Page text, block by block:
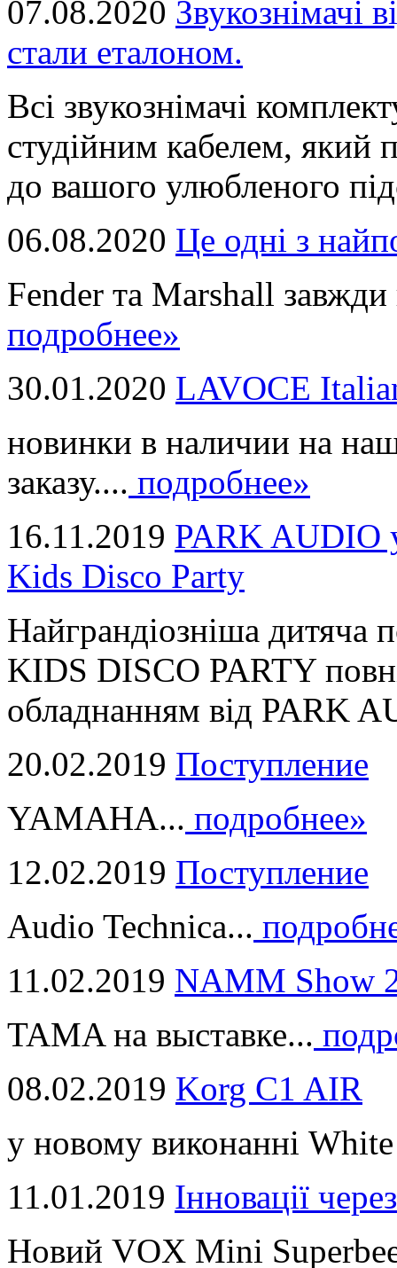
07.08.2020 Звукознімачі
стали еталоном.
Всі звукознімачі
студійним кабелем, який
до вашого улюбленого
06.08.2020 Це однi з
Fender та Marshall завжди
подробнее»
30.01.2020 LAVOCE
новинки в наличии на
заказу.... подробнее»
16.11.2019 PARK AUDIO
Kids Disco Party
Найграндіозніша дитяча
KIDS DISCO PARTY
обладнанням від PARK
20.02.2019 Поступление
YAMAHA... подробнее»
12.02.2019 Поступление
Audio Technica...
11.02.2019 NAMM Show
TAMA на выставке...
08.02.2019 Korg C1 AIR
у новому виконанні
11.01.2019 Інновації
Новий VOX Mini